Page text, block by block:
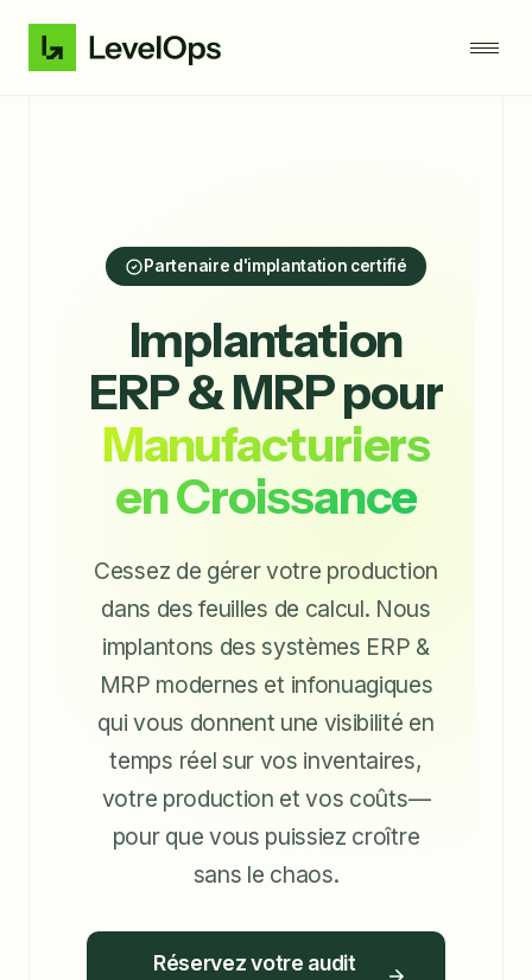
Partenaire d'implantation certifié
Implantation
ERP & MRP pour
Manufacturiers
en Croissance
Cessez de gérer votre production
dans des feuilles de calcul. Nous
implantons des systèmes ERP &
MRP modernes et infonuagiques
qui vous donnent une visibilité en
temps réel sur vos inventaires,
votre production et vos coûts—
pour que vous puissiez croître
sans le chaos.
Réservez votre audit